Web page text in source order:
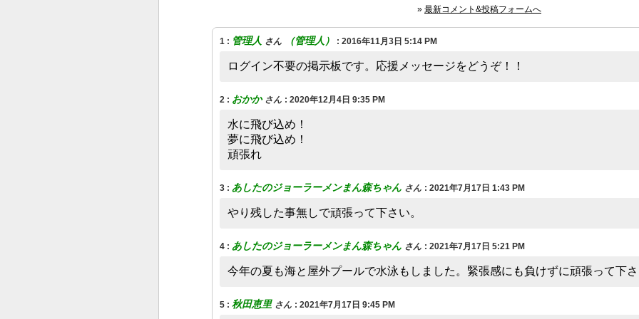
» 最新コメント&投稿フォームへ
1 : 管理人 さん （管理人） : 2016年11月3日 5:14 PM
ログイン不要の掲示板です。応援メッセージをどうぞ！！
2 : おかか さん : 2020年12月4日 9:35 PM
水に飛び込め！
‌夢に飛び込め！
‌頑張れ
3 : あしたのジョーラーメンまん森ちゃん さん : 2021年7月17日 1:43 PM
やり残した事無しで頑張って下さい。
4 : あしたのジョーラーメンまん森ちゃん さん : 2021年7月17日 5:21 PM
今年の夏も海と屋外プールで水泳もしました。緊張感にも負けずに頑張って下
5 : 秋田恵里 さん : 2021年7月17日 9:45 PM